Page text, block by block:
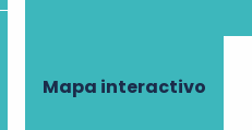
Mapa interactivo